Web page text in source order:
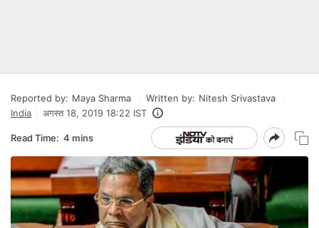
Reported by: Maya Sharma Written by: Nitesh Srivastava
India
अगस्त 18, 2019 18:22 IST
Read Time: 4 mins